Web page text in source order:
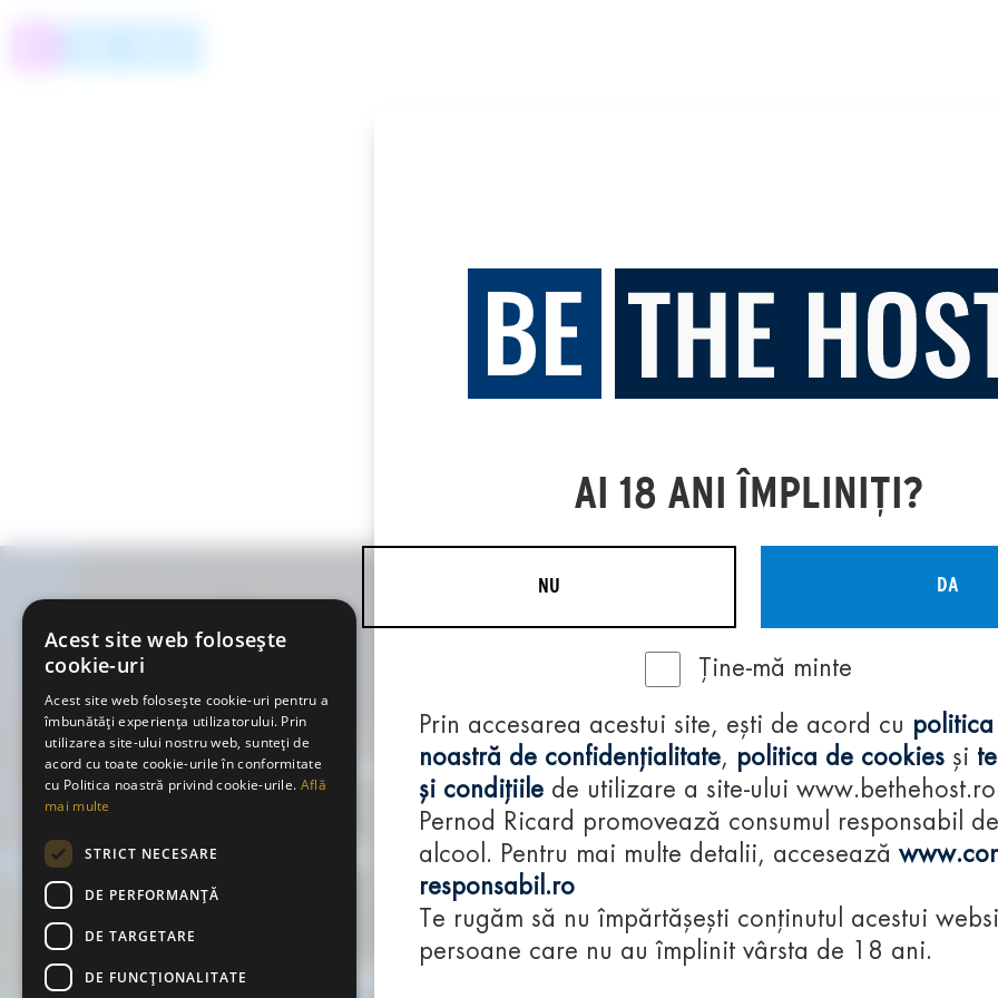
consumă-
AI 18 ANI ÎMPLINIȚI?
NU DA
Ține-mă minte
Prin accesarea acestui site, ești de acord cu politica
noastră de confidențialitate, politica de cookies și
și condițiile de utilizare a site-ului
Pernod Ricard promovează consumul responsabil de
alcool. Pentru mai multe detalii, accesează
responsabil.ro
Te rugăm să nu împărtășești conținutul acestui
persoane care nu au împlinit vârsta de 18 ani.
Acest site web folosește
cookie-uri
Acest site web folosește cookie-uri pentru a
îmbunătăți experiența utilizatorului. Prin
utilizarea site-ului nostru web, sunteți de
acord cu toate cookie-urile în conformitate
cu Politica noastră privind cookie-urile. Află
mai multe
STRICT NECESARE
DE PERFORMANȚĂ
DE TARGETARE
DE FUNCŢIONALITATE